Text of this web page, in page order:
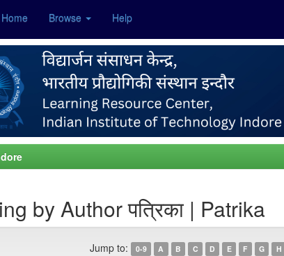
Browse Help
by Author पत्रिका | Patrika
Jump to: 0-9 A B C D E F G H